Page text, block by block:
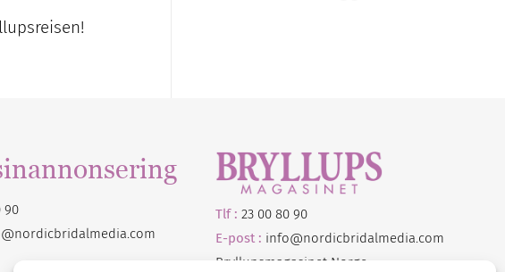
90
nordicbridalmedia.com
Tlf : 23 00 80 90
E-post : info@nordicbridalmedia .com
Bryllupsmagasinet Norge